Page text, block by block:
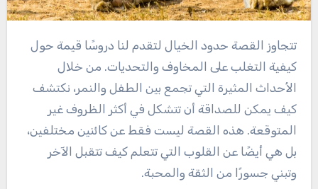
تتجاوز القصة حدود الخيال لتقدم لنا دروسًا قيمة حول
كيفية التغلب على المخاوف والتحديات. من خلال
الأحداث المثيرة التي تجمع بين الطفل والنمر، نكتشف
كيف يمكن للصداقة أن تتشكل في أكثر الظروف غير
المتوقعة. هذه القصة ليست فقط عن كائنين مختلفين،
بل هي أيضًا عن القلوب التي تتعلم كيف تتقبل الآخر
وتبني جسورًا من الثقة والمحبة.